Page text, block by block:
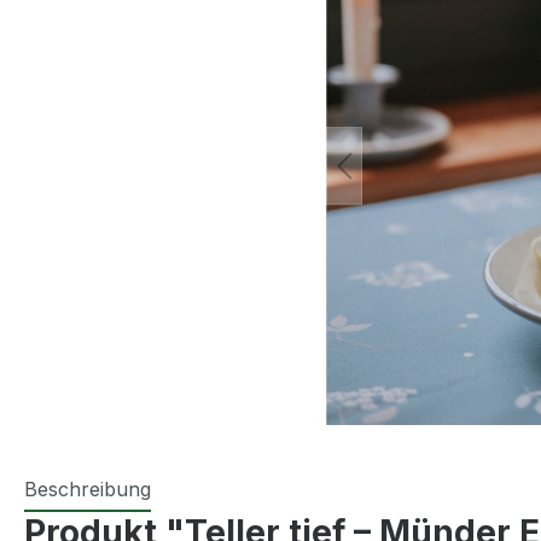
Beschreibung
Produkt "Teller tief – Münder